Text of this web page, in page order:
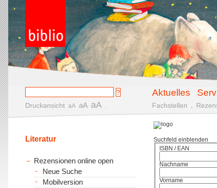
Aktuelles
Druckansicht aA aA aA Fachstellen
Suchfeld einblenden
ISBN / EAN
Nachname
Vorname
Literatur
Rezensionen online open
Neue Suche
Mobilversion